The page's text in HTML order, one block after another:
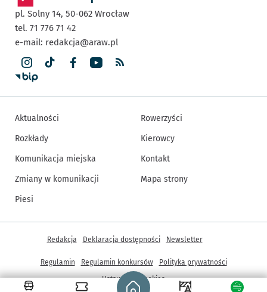
Strona główna - wroclaw.pl
pl. Solny 14, 50-062 Wrocław
tel. 71 776 71 42
e-mail: redakcja@araw.pl
Aktualności
Rozkłady
Komunikacja miejska
Zmiany w komunikacji
Piesi
Rowerzyści
Kierowcy
Kontakt
Mapa strony
Inne informacje
Redakcja Deklaracja dostępności Newsletter
Regulamin Regulamin konkursów
Polityka prywatności
Ustawienia cookies